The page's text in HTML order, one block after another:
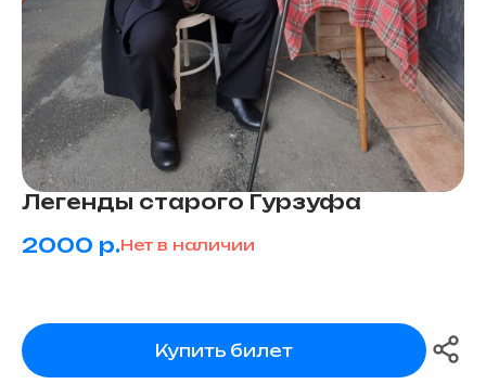
Легенды старого Гурзуфа
2000 р.Нет в наличии
Купить билет
Подписаться